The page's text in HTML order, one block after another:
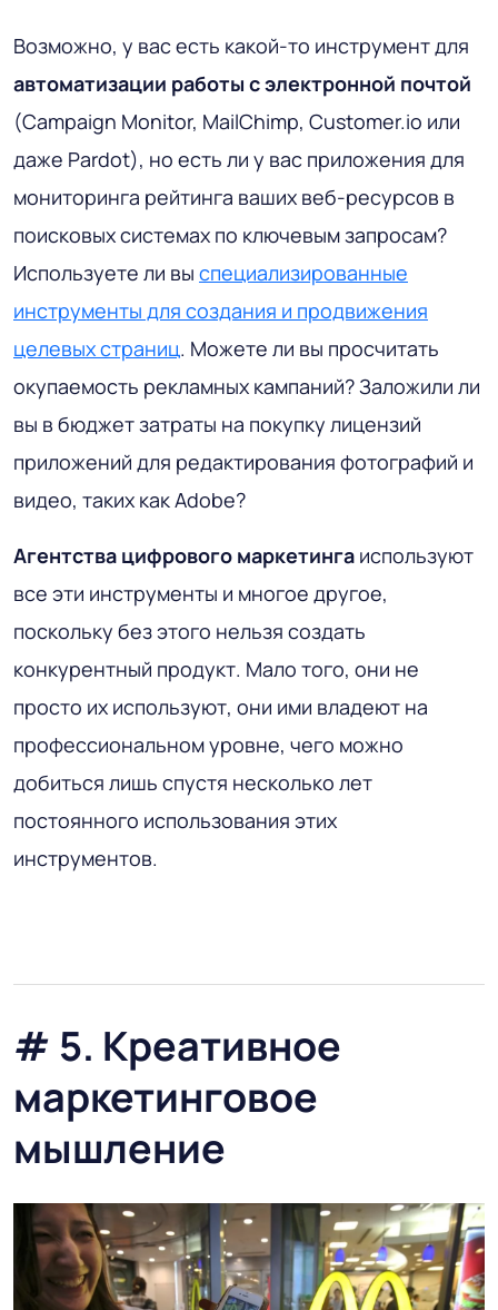
Возможно, у вас есть какой-то инструмент для
автоматизации работы сэлектронной почтой
(Campaign Monitor, MailChimp, Customer.io или
даже Pardot), но есть ли у вас приложения для
мониторинга рейтинга ваших веб-ресурсов в
поисковых системах по ключевым запросам?
Используете ли вы специализированные
инструменты для создания и продвижения
целевых страниц. Можете ли вы просчитать
окупаемость рекламных кампаний? Заложили ли
вы в бюджет затраты на покупку лицензий
приложений для редактирования фотографий и
видео, таких как Adobe?
Агентства цифрового маркетинга используют
все эти инструменты и многое другое,
поскольку без этого нельзя создать
конкурентный продукт. Мало того, они не
просто их используют, они ими владеют на
профессиональном уровне, чего можно
добиться лишь спустя несколько лет
постоянного использования этих
инструментов.
# 5. Креативное
маркетинговое
мышление